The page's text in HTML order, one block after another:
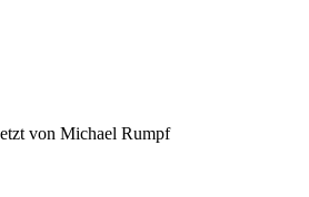
von Michael Rumpf